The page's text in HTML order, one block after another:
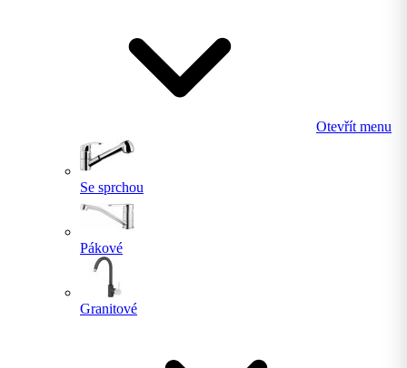
Otevřít menu
Se sprchou
Pákové
Granitové